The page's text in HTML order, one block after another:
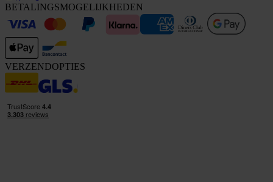
BETALINGSMOGELIJKHEDEN
VERZENDOPTIES